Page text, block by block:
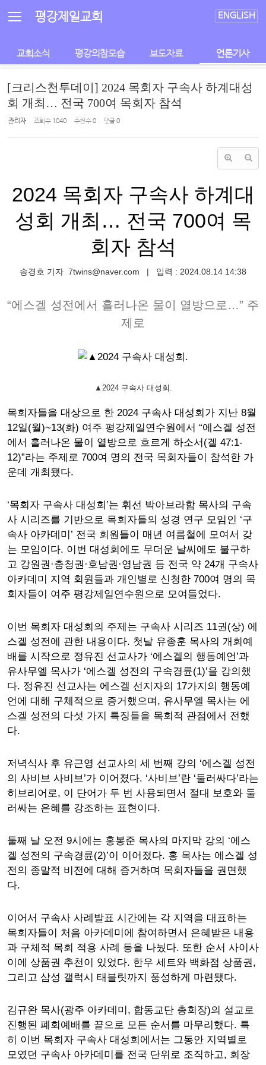
평강제일교회 ENGLISH
교회소식 평강의참모습 보도자료 언론기사
[크리스천투데이] 2024 목회자 구속사 하계대성
회 개최… 전국 700여 목회자 참석
관리자 조회 수 1040 추천 수0 댓글0
2024 목회자 구속사 하계대
성회 개최… 전국 700여 목
회자 참석
송경호 기자 7twins@naver.com | 입력 : 2024.08.14 14:38
“에스겔 성전에서 흘러나온 물이 열방으로…” 주
제로
▲2024 구속사 대성회.
목회자들을 대상으로 한 2024 구속사 대성회가 지난 8월
12일(월)~13(화) 여주 평강제일연수원에서 “에스겔 성전
에서 흘러나온 물이 열방으로 흐르게 하소서(겔 47:1-
12)”라는 주제로 700여 명의 전국 목회자들이 참석한 가
운데 개최됐다.
‘목회자 구속사 대성회’는 휘선 박아브라함 목사의 구속
사 시리즈를 기반으로 목회자들의 성경 연구 모임인 ‘구
속사 아카데미’ 전국 회원들이 매년 여름철에 모여서 갖
는 모임이다. 이번 대성회에도 무더운 날씨에도 불구하
고 강원권·충청권·호남권·영남권 등 전국 약 24개 구속사
아카데미 지역 회원들과 개인별로 신청한 700여 명의 목
회자들이 여주 평강제일연수원으로 모여들었다.
이번 목회자 대성회의 주제는 구속사 시리즈 11권(상) 에
스겔 성전에 관한 내용이다. 첫날 유종훈 목사의 개회예
배를 시작으로 정유진 선교사가 ‘에스겔의 행동예언’과
유사무엘 목사가 ‘에스겔 성전의 구속경륜(1)’을 강의했
다. 정유진 선교사는 에스겔 선지자의 17가지의 행동예
언에 대해 구체적으로 증거했으며, 유사무엘 목사는 에
스겔 성전의 다섯 가지 특징들을 목회적 관점에서 전했
다.
저녁식사 후 유근영 선교사의 세 번째 강의 ‘에스겔 성전
의 사비브 사비브’가 이어졌다. ‘사비브’란 ‘둘러싸다’라는
히브리어로, 이 단어가 두 번 사용되면서 절대 보호와 둘
러싸는 은혜를 강조하는 표현이다.
둘째 날 오전 9시에는 홍봉준 목사의 마지막 강의 ‘에스
겔 성전의 구속경륜(2)’이 이어졌다. 홍 목사는 에스겔 성
전의 종말적 비전에 대해 증거하며 목회자들을 권면했
다.
이어서 구속사 사례발표 시간에는 각 지역을 대표하는
목회자들이 처음 아카데미에 참여하면서 은혜받은 내용
과 구체적 목회 적용 사례 등을 나눴다. 또한 순서 사이사
이에 상품권 추천이 있었다. 한우 세트와 백화점 상품권,
그리고 삼성 갤럭시 태블릿까지 풍성하게 마련됐다.
김규완 목사(광주 아카데미, 합동교단 총회장)의 설교로
진행된 폐회예배를 끝으로 모든 순서를 마무리했다. 특
히 이번 목회자 구속사 대성회에서는 그동안 지역별로
모였던 구속사 아카데미를 전국 단위로 조직하고, 회장